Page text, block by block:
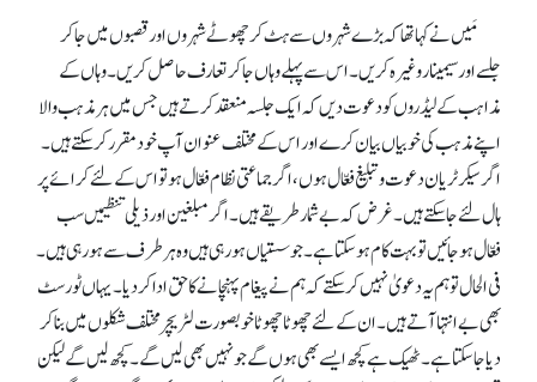
مَیں نے کہا تھا کہ بڑے شہروں سے ہٹ کر چھوٹے شہروں اور قصبوں میں جا کر
جلسے اور سیمینار وغیرہ کریں۔ اس سے پہلے وہاں جا کر تعارف حاصل کریں۔ وہاں کے
مذاہب کے لیڈروں کو دعوت دیں کہ ایک جلسہ منعقد کرتے ہیں جس میں ہر مذہب والا
اپنے مذہب کی خوبیاں بیان کرے اور اس کے مختلف عنوان آپ خود مقرر کر سکتے ہیں۔
اگر سیکرٹریان دعوت و تبلیغ فعّال ہوں، اگر جماعتی نظام فعّال ہو تو اس کے لئے کرائے پر
ہال لئے جا سکتے ہیں۔ غرض کہ بے شمار طریقے ہیں۔ اگر مبلغین اور ذیلی تنظیمیں سب
فعّال ہو جائیں تو بہت کام ہو سکتا ہے۔ جو سستیاں ہو رہی ہیں وہ ہر طرف سے ہو رہی ہیں۔
فی الحال تو ہم یہ دعویٰ نہیں کر سکتے کہ ہم نے پیغام پہنچانے کا حق ادا کر دیا۔ یہاں ٹورسٹ
بھی بے انتہا آتے ہیں۔ ان کے لئے چھوٹا چھوٹا خوبصورت لٹریچر مختلف شکلوں میں بنا کر
دیا جا سکتا ہے۔ ٹھیک ہے کچھ ایسے بھی ہوں گے جو نہیں بھی لیں گے۔ کچھ لیں گے لیکن